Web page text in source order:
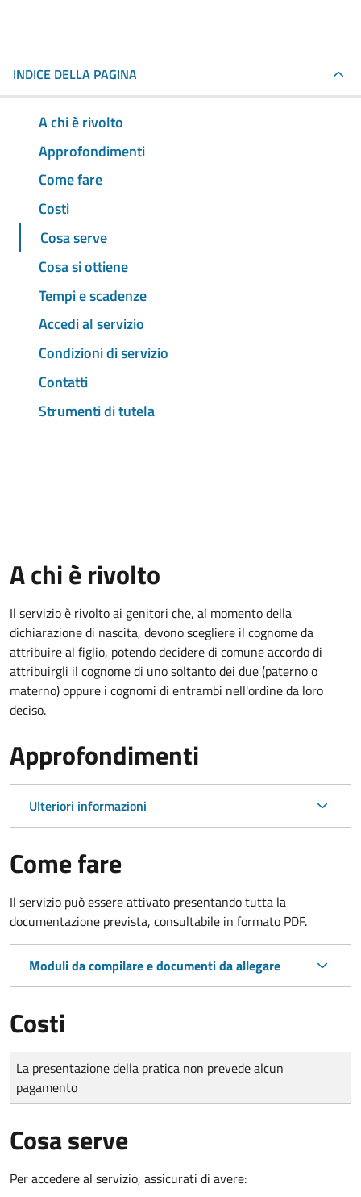
INDICE DELLA PAGINA
A chi è rivolto
Approfondimenti
Come fare
Costi
Cosa serve
Cosa si ottiene
Tempi e scadenze
Accedi al servizio
Condizioni di servizio
Contatti
Strumenti di tutela
A chi è rivolto
Il servizio è rivolto ai genitori che, al momento della
dichiarazione di nascita, devono scegliere il cognome da
attribuire al figlio, potendo decidere di comune accordo di
attribuirgli il cognome di uno soltanto dei due (paterno o
materno) oppure i cognomi di entrambi nell'ordine da loro
deciso.
Approfondimenti
Ulteriori informazioni
Come fare
Il servizio può essere attivato presentando tutta la
documentazione prevista, consultabile in formato PDF.
Moduli da compilare e documenti da allegare
Costi
Tipo di pagamento
Importo
La presentazione della pratica non prevede alcun
pagamento
Cosa serve
Per accedere al servizio, assicurati di avere: